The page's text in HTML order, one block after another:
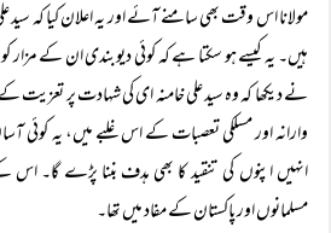
مولانا اس وقت بھی سامنے آئے اور یہ اعلان کیا کہ
ہیں۔ یہ کیسے ہو سکتا ہے کہ کوئی دیوبندی ان کے
نے دیکھا کہ وہ سید علی خامنہ ای کی شہادت پر تعزیت
وارانہ اور مسلکی تعصبات کے اس غلبے میں، یہ کوئی
انہیں اپنوں کی تنقید کا بھی ہدف بننا پڑے گا۔
مسلمانوں اور پاکستان کے مفاد میں تھا۔